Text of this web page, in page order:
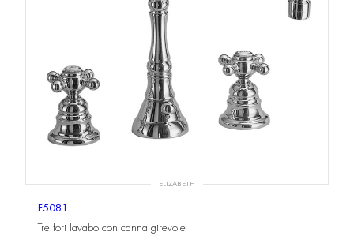
ELIZABETH
F5081
Tre fori lavabo con canna girevole